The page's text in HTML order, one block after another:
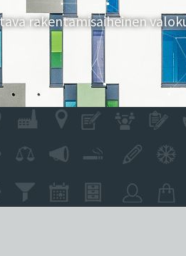
rakentamisaiheinen